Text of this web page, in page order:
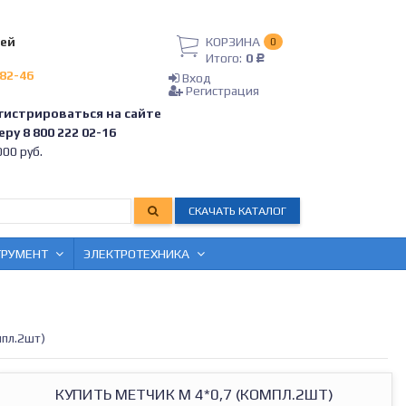
46
на сайте
8 800 222 02-16
руб.
КОРЗИНА 0
Итого: 0 Р
Вход
Регистрация
СКАЧАТЬ КАТАЛОГ
ЭЛЕКТРОТЕХНИКА
КУПИТЬ МЕТЧИК М 4*0,7 (КОМПЛ.2ШТ)